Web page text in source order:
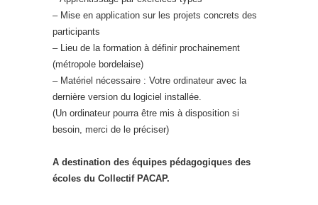
– Mise en application sur les projets concrets des
participants
– Lieu de la formation à définir prochainement
(métropole bordelaise)
– Matériel nécessaire : Votre ordinateur avec la
dernière version du logiciel installée.
(Un ordinateur pourra être mis à disposition si
besoin, merci de le préciser)
A destination des équipes pédagogiques des
écoles du Collectif PACAP.